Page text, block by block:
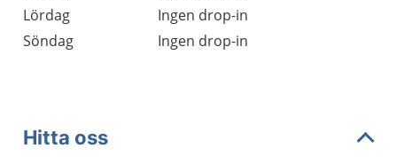
Lördag
Ingen drop-in
Söndag
Ingen drop-in
Hitta oss